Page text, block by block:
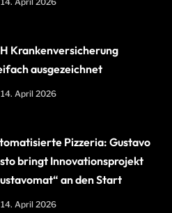
Krankenversicherung
ausgezeichnet
14. April 2026
Pizzeria: Gustavo
bringt Innovationsprojekt
an den Start
14. April 2026